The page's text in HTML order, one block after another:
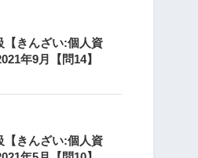
1.41
【きんざい:個人資
年9月【問14】
【きんざい:個人資